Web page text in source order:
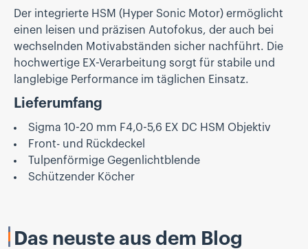
Der integrierte HSM (Hyper Sonic Motor) ermöglicht
einen leisen und präzisen Autofokus, der auch bei
wechselnden Motivabständen sicher nachführt. Die
hochwertige EX-Verarbeitung sorgt für stabile und
langlebige Performance im täglichen Einsatz.
Lieferumfang
Sigma 10-20 mm F4,0-5,6 EX DC HSM Objektiv
Front- und Rückdeckel
Tulpenförmige Gegenlichtblende
Schützender Köcher
Das neuste aus dem Blog